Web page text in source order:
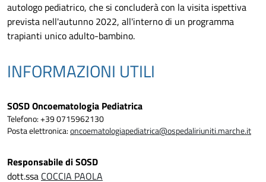
autologo pediatrico, che si concluderà con la visita ispettiva
prevista nell'autunno 2022, all'interno di un programma
trapianti unico adulto-bambino.
INFORMAZIONI UTILI
SOSD Oncoematologia Pediatrica
Telefono: +39 0715962130
Posta elettronica:oncoematologiapediatrica@ospedaliriuniti.marche.it
Responsabile di SOSD
dott.ssa COCCIA PAOLA